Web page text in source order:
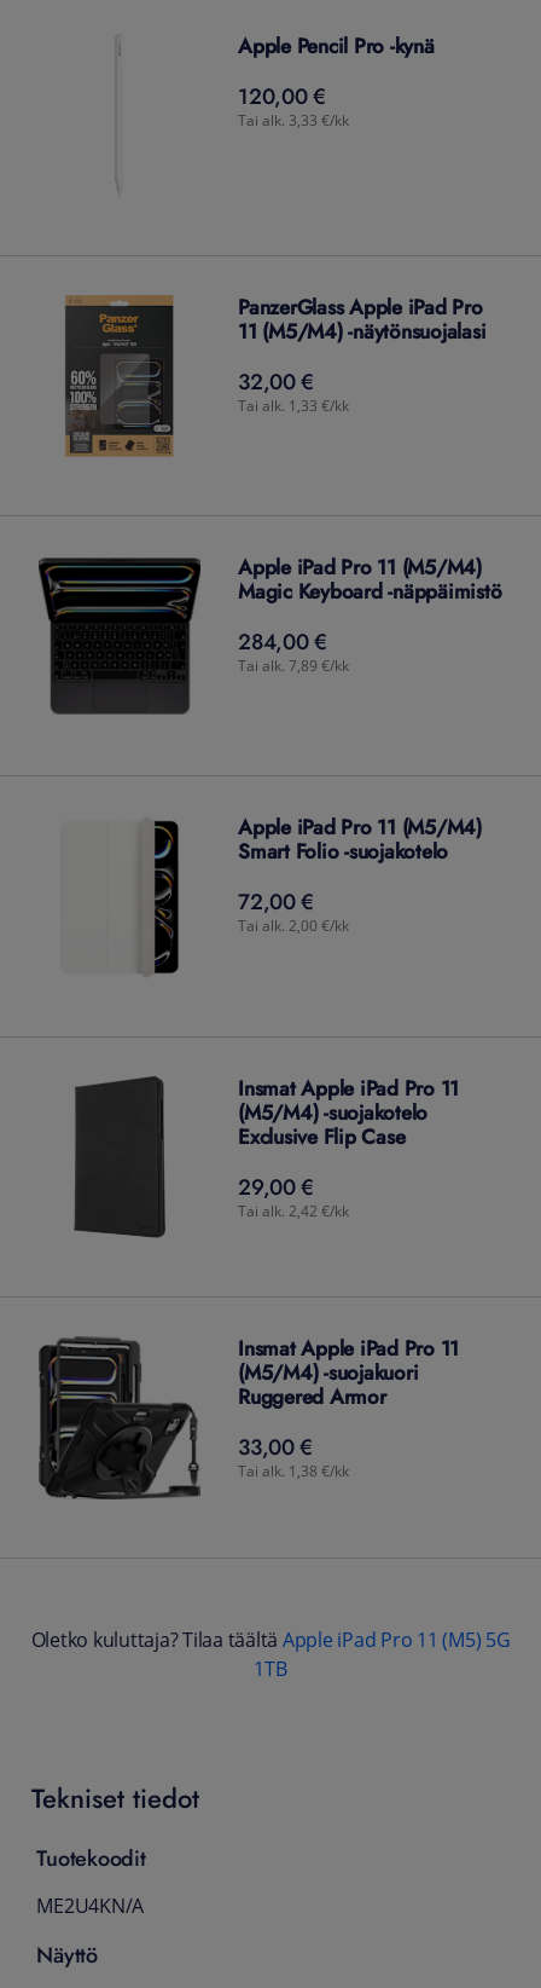
Apple Pencil Pro -kynä
120,00 €
120,00€
Tai alk. 3,33 €/kk
PanzerGlass Apple iPad Pro
11 (M5/M4) -näytönsuojalasi
32,00 €
32,00€
Tai alk. 1,33 €/kk
Apple iPad Pro 11 (M5/M4)
Magic Keyboard -näppäimistö
284,00 €
284,00€
Tai alk. 7,89 €/kk
Apple iPad Pro 11 (M5/M4)
Smart Folio -suojakotelo
72,00 €
72,00€
Tai alk. 2,00 €/kk
Insmat Apple iPad Pro 11
(M5/M4) -suojakotelo
Exclusive Flip Case
29,00 €
29,00€
Tai alk. 2,42 €/kk
Insmat Apple iPad Pro 11
(M5/M4) -suojakuori
Ruggered Armor
33,00 €
33,00€
Tai alk. 1,38 €/kk
Oletko kuluttaja? Tilaa täältä Apple iPad Pro 11 (M5) 5G
1TB
Tekniset tiedot
Tuotekoodit
ME2U4KN/A
Näyttö